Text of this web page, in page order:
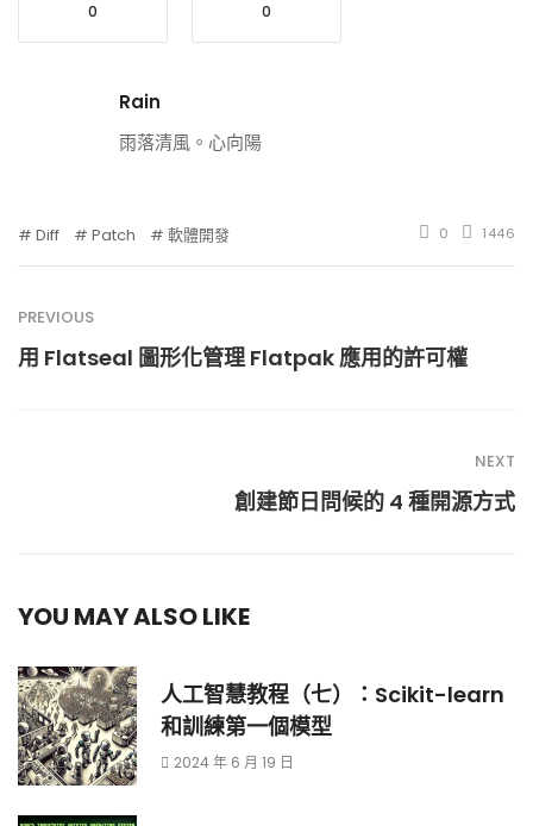
0 0
Rain
雨落清風。心向陽
Diff Patch 軟體開發 0 1446
PREVIOUS
用 Flatseal 圖形化管理 Flatpak 應用的許可權
NEXT
創建節日問候的 4 種開源方式
YOU MAY ALSO LIKE
人工智慧教程（七）：Scikit-learn
和訓練第一個模型
2024 年 6 月 19 日